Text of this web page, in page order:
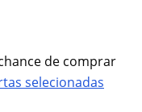
de comprar
selecionadas